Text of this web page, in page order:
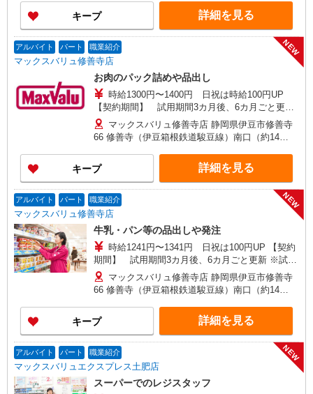
キープ 詳細を見る
アルバイト パート 職業紹介
マックスバリュ修善寺店
NEW
お肉のパック詰めや品出し
時給1300円〜1400円 日祝は時給100円UP
【契約期間】 試用期間3カ月後、6カ月ごと更新
※試用期間中も条件は同じです
マックスバリュ修善寺店 静岡県伊豆市修善寺
66 修善寺（伊豆箱根鉄道駿豆線）南口（約14
之郷（伊豆箱根鉄道駿豆線）（約28分）
キープ 詳細を見る
アルバイト パート 職業紹介
マックスバリュ修善寺店
NEW
牛乳・パン等の品出しや発注
時給1241円〜1341円 日祝は100円UP 【契約
期間】 試用期間3カ月後、6カ月ごと更新 ※試用
期間中も条件は同じです
マックスバリュ修善寺店 静岡県伊豆市修善寺
66 修善寺（伊豆箱根鉄道駿豆線）南口（約14
之郷（伊豆箱根鉄道駿豆線）（約28分）
キープ 詳細を見る
アルバイト パート 職業紹介
マックスバリュエクスプレス土肥店
NEW
スーパーでのレジスタッフ